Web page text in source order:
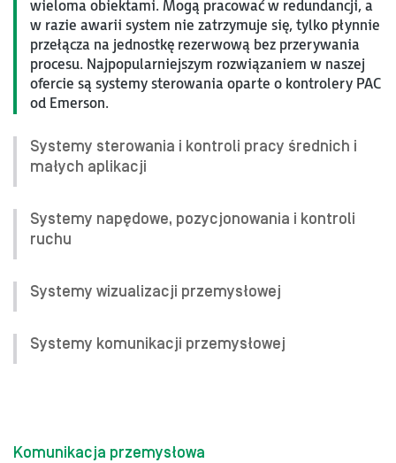
wieloma obiektami. Mogą pracować w redundancji, a
w razie awarii system nie zatrzymuje się, tylko płynnie
przełącza na jednostkę rezerwową bez przerywania
procesu. Najpopularniejszym rozwiązaniem w naszej
ofercie są systemy sterowania oparte o kontrolery PAC
od Emerson.
Systemy sterowania i kontroli pracy średnich i
małych aplikacji
Systemy napędowe, pozycjonowania i kontroli
ruchu
Systemy wizualizacji przemysłowej
Systemy komunikacji przemysłowej
Komunikacja przemysłowa